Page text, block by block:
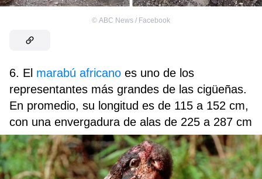
© ABC News / Facebook
6. El marabú africano es uno de los
representantes más grandes de las cigüeñas.
En promedio, su longitud es de 115 a 152 cm,
con una envergadura de alas de 225 a 287 cm